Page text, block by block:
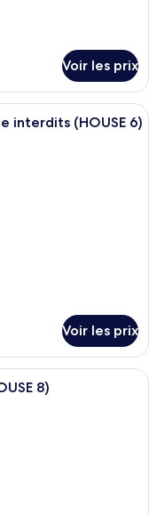
Voir les prix
à coucher avec un lit,
interdits (HOUSE 6)
Voir les prix
d’hôtel avec deux lits,
8)